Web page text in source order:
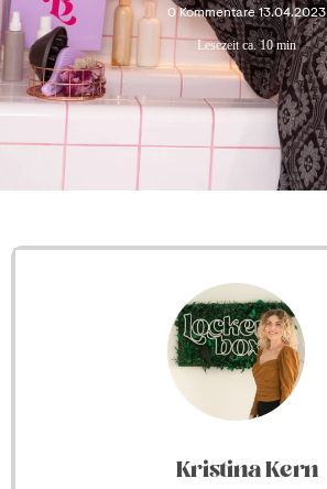
0 Kommentare 13.04.2023
Lesezeit ca. 10 min
Kristina Kern